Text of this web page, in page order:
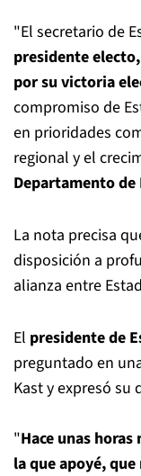
"El secretario de
presidente
por su victoria
compromiso de
en prioridades
regional y el
Departamento de
La nota precisa
disposición a
alianza entre
El presidente de
preguntado en
Kast y expresó su
"Hace unas
la que apoyé,